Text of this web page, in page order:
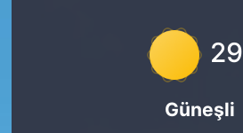
29
Güneşli